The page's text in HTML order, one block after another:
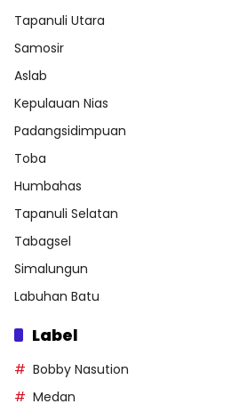
Tapanuli Utara
Samosir
Aslab
Kepulauan Nias
Padangsidimpuan
Toba
Humbahas
Tapanuli Selatan
Tabagsel
Simalungun
Labuhan Batu
Label
Bobby Nasution
Medan